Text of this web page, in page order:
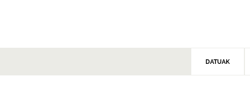
DATUAK